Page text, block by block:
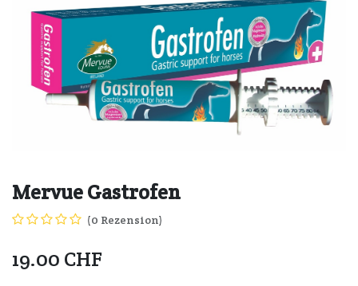
Mervue Gastrofen
(0 Rezension)
19.00 CHF